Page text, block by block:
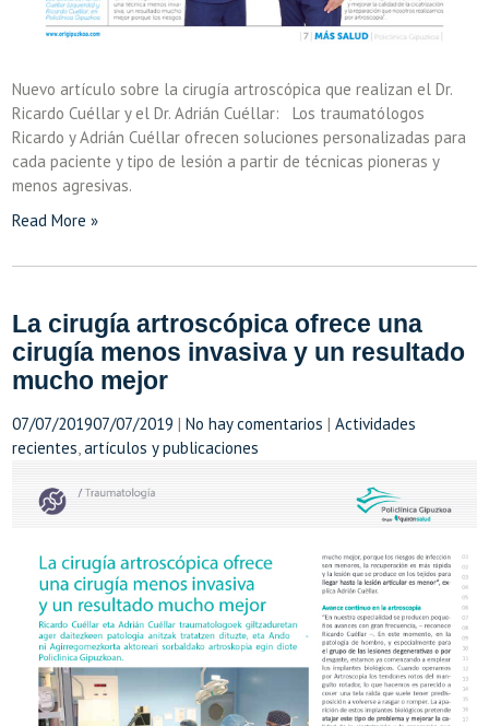
Nuevo artículo sobre la cirugía artroscópica que realizan el Dr.
Ricardo Cuéllar y el Dr. Adrián Cuéllar: Los traumatólogos
Ricardo y Adrián Cuéllar ofrecen soluciones personalizadas para
cada paciente y tipo de lesión a partir de técnicas pioneras y
menos agresivas.
Read More »
La cirugía artroscópica ofrece una
cirugía menos invasiva y un resultado
mucho mejor
07/07/201907/07/2019 |No hay comentarios |Actividades
recientes,artículos y publicaciones